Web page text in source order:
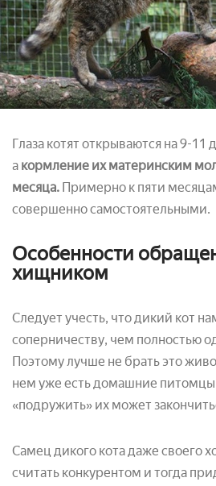
Глаза котят открываются на 9-
а кормление их материнским
месяца. Примерно к пяти
совершенно самостоятельными.
Особенности
хищником
Следует учесть, что дикий кот
соперничеству, чем полностью
Поэтому лучше не брать это
нем уже есть домашние
«подружить» их может
Самец дикого кота даже своего
считать конкурентом и тогда